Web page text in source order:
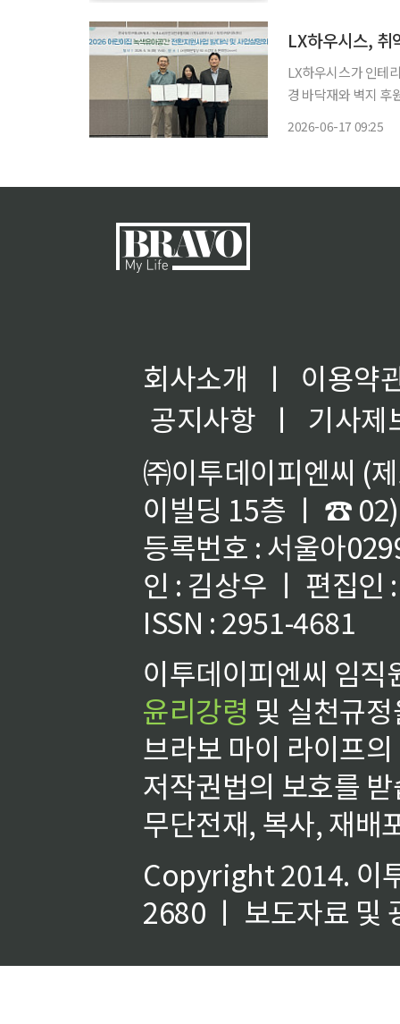
LX하우시스,
LX하우시스가 인테
경 바닥재와 벽지 후
2026-06-17 09:25
회사소개 ㅣ
이용약
공지사항
ㅣ
기사제
㈜이투데이피엔씨 (
이빌딩 15층 ㅣ ☎
등록번호 : 서울아
인 : 김상우 ㅣ 편집인
ISSN : 2951-4681
이투데이피엔씨 임
윤리강령 및 실천규
브라보 마이 라이프
저작권법의 보호를
무단전재, 복사, 재배
Copyright 2014. 이
2680 ㅣ 보도자료